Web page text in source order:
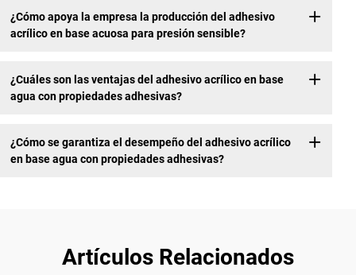
¿Cómo apoya la empresa la producción del adhesivo
acrílico en base acuosa para presión sensible?
¿Cuáles son las ventajas del adhesivo acrílico en base
agua con propiedades adhesivas?
¿Cómo se garantiza el desempeño del adhesivo acrílico
en base agua con propiedades adhesivas?
Artículos Relacionados